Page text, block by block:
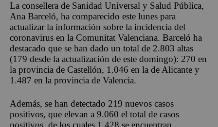
La consellera de Sanidad Universal y Salud Pública,
Ana Barceló, ha comparecido este lunes para
actualizar la información sobre la incidencia del
coronavirus en la Comunitat Valenciana. Barceló ha
destacado que se han dado un total de 2.803 altas
(179 desde la actualización de este domingo): 270 en
la provincia de Castellón, 1.046 en la de Alicante y
1.487 en la provincia de Valencia.
Además, se han detectado 219 nuevos casos
positivos, que elevan a 9.060 el total de casos
positivos, de los cuales 1.428 se encuentran